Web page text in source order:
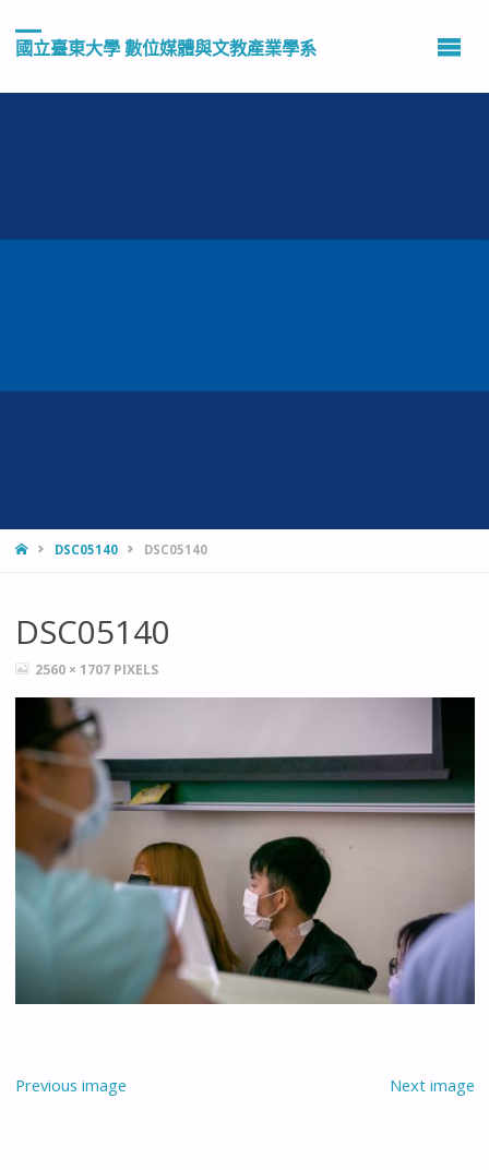
國立臺東大學 數位媒體與文教產業學系
HOMEDSC05140 DSC05140
DSC05140
FULL2560 × 1707 PIXELS
Previous image Next image